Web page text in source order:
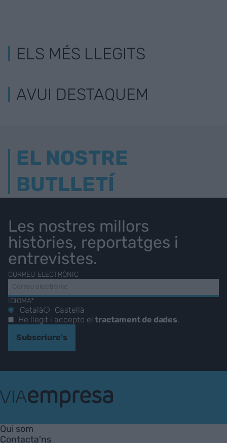
ELS MÉS LLEGITS
AVUI DESTAQUEM
EL NOSTRE
BUTLLETÍ
Les nostres millors
històries, reportatges i
entrevistes.
CORREU ELECTRÒNIC
IDIOMA*
Català
Castellà
He llegit i accepto eltractament de dades.
Subscriure's
Empresa
Qui som
Contacta'ns